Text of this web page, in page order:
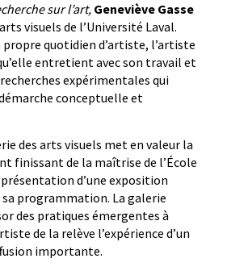
sur l’art, Geneviève Gasse
visuels de l’Université Laval.
quotidien d’artiste, l’artiste
entretient avec son travail et
expérimentales qui
conceptuelle et
des arts visuels met en valeur la
finissant de la maîtrise de l’École
d’une exposition
sa programmation. La galerie
des pratiques émergentes à
de la relève l’expérience d’un
importante.